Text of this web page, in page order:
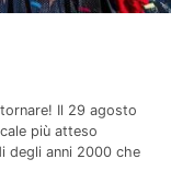
Il 29 agosto
più atteso
degli anni 2000 che